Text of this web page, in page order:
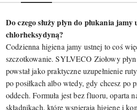
Do czego służy płyn do płukania jamy
chlorheksydyną?
Codzienna higiena jamy ustnej to coś
szczotkowanie. SYLVECO Ziołowy
powstał jako praktyczne uzupełnienie
po posiłkach albo wtedy, gdy chcesz po
oddech. Formuła jest bez fluoru, oparta
składnikach, które wspierają higienę i